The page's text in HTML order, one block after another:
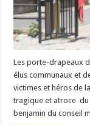
Les porte-drapeaux
élus communaux et
victimes et héros de
tragique et atroce du
benjamin du conseil